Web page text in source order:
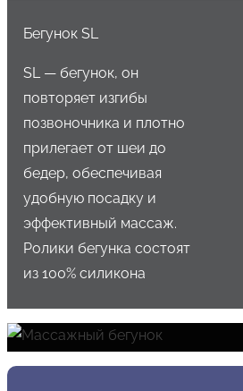
Бегунок SL
SL — бегунок, он
повторяет изгибы
позвоночника и плотно
прилегает от шеи до
бедер, обеспечивая
удобную посадку и
эффективный массаж.
Ролики бегунка состоят
из 100% силикона